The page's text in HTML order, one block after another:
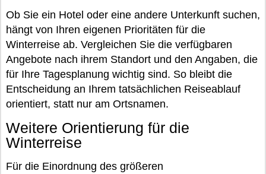
Ob Sie ein Hotel oder eine andere Unterkunft suchen,
hängt von Ihren eigenen Prioritäten für die
Winterreise ab. Vergleichen Sie die verfügbaren
Angebote nach ihrem Standort und den Angaben, die
für Ihre Tagesplanung wichtig sind. So bleibt die
Entscheidung an Ihrem tatsächlichen Reiseablauf
orientiert, statt nur am Ortsnamen.
Weitere Orientierung für die
Winterreise
Für die Einordnung des größeren